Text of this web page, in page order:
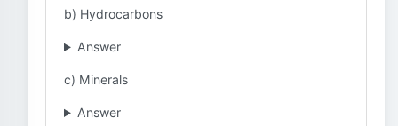
b) Hydrocarbons
Answer
c) Minerals
Answer